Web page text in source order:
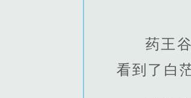
药王
看到了白